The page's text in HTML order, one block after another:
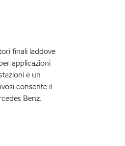
finali laddove
applicazioni
e un
consente il
Benz.